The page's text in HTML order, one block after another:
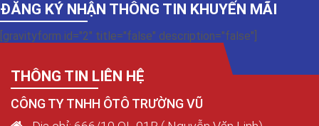
ĐĂNG KÝ NHẬN THÔNG TIN KHUYẾN MÃI
[gravityform id="2" title="false" description="false"]
THÔNG TIN LIÊN HỆ
CÔNG TY TNHH ÔTÔ TRƯỜNG VŨ